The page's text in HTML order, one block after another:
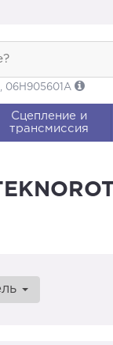
06H905601A
Сцепление и
трансмиссия